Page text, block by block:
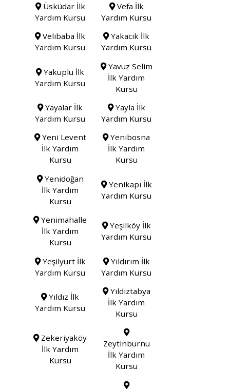
Üsküdar İlk
Yardım Kursu
Vefa İlk
Yardım Kursu
Velibaba İlk
Yardım Kursu
Yakacık İlk
Yardım Kursu
Yakuplu İlk
Yardım Kursu
Yavuz Selim
İlk Yardım
Kursu
Yayalar İlk
Yardım Kursu
Yayla İlk
Yardım Kursu
Yeni Levent
İlk Yardım
Kursu
Yenibosna
İlk Yardım
Kursu
Yenidoğan
İlk Yardım
Kursu
Yenikapı İlk
Yardım Kursu
Yenimahalle
İlk Yardım
Kursu
Yeşilköy İlk
Yardım Kursu
Yeşilyurt İlk
Yardım Kursu
Yıldırım İlk
Yardım Kursu
Yıldız İlk
Yardım Kursu
Yıldıztabya
İlk Yardım
Kursu
Zekeriyaköy
İlk Yardım
Kursu
Zeytinburnu
İlk Yardım
Kursu